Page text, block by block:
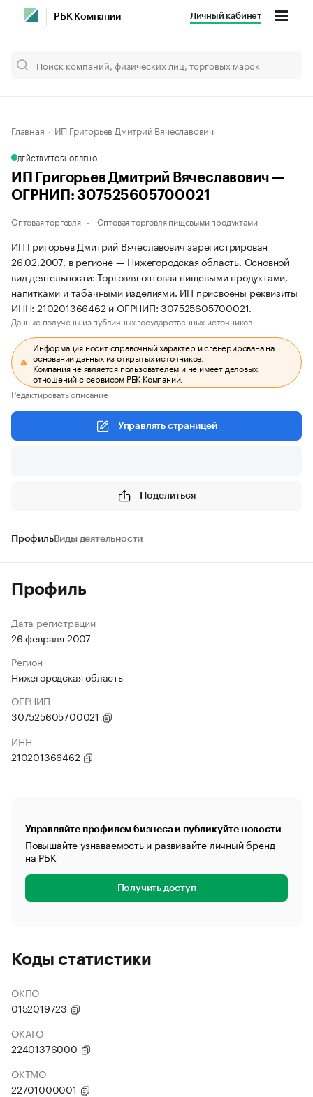
РБК Компании Личный кабинет
Главная ИП Григорьев Дмитрий Вячеславович
ДЕЙСТВУЕТОБНОВЛЕНО
ИП Григорьев Дмитрий Вячеславович —
ОГРНИП: 307525605700021
Оптовая торговля Оптовая торговля пищевыми продуктами
ИП Григорьев Дмитрий Вячеславович зарегистрирован
26.02.2007, в регионе — Нижегородская область. Основной
вид деятельности: Торговля оптовая пищевыми продуктами,
напитками и табачными изделиями. ИП присвоены реквизиты
ИНН: 210201366462 и ОГРНИП: 307525605700021.
Данные получены из публичных государственных источников.
Информация носит справочный характер и сгенерирована на
основании данных из открытых источников.
Компания не является пользователем и не имеет деловых
отношений с сервисом РБК Компании.
Редактировать описание
Управлять страницей
Поделиться
ПрофильВиды деятельности
Профиль
Дата регистрации
26 февраля 2007
Регион
Нижегородская область
ОГРНИП
307525605700021
ИНН
210201366462
Управляйте профилем бизнеса и публикуйте новости
Повышайте узнаваемость и развивайте личный бренд
на РБК
Получить доступ
Коды статистики
ОКПО
0152019723
ОКАТО
22401376000
ОКТМО
22701000001